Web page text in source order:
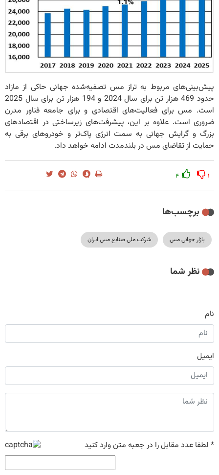
پیش‌بینی‌های مربوط به تراز مس تصفیه‌شده جهانی حاکی از مازاد
حدود 469 هزار تن برای سال 2024 و 194 هزار تن برای سال 2025
است. مس برای فعالیت‌های اقتصادی و برای جامعه فناور مدرن
ضروری است. علاوه بر این، پیشرفت‌های زیرساختی در اقتصادهای
بزرگ و گرایش جهانی به سمت انرژی پاک‌تر و خودروهای برقی به
حمایت از تقاضای مس در بلندمدت ادامه خواهد داد.
۱ ۴
برچسب‌ها
بازار جهانی مس شرکت ملی صنایع مس ایران
نظر شما
نام
ایمیل
* لطفا عدد مقابل را در جعبه متن وارد کنید